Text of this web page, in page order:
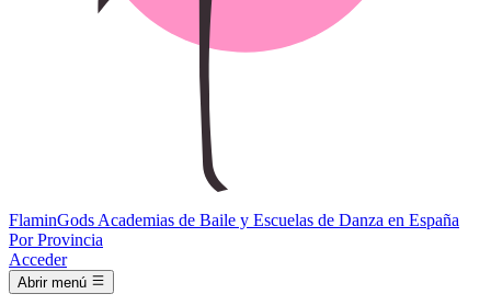
FlaminGods Academias de Baile y Escuelas de Danza en España
Por Provincia
Acceder
Abrir menú